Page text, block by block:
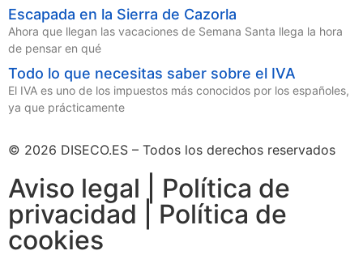
Escapada en la Sierra de Cazorla
Ahora que llegan las vacaciones de Semana Santa llega la hora
de pensar en qué
Todo lo que necesitas saber sobre el IVA
El IVA es uno de los impuestos más conocidos por los españoles,
ya que prácticamente
© 2026 DISECO.ES – Todos los derechos reservados
Aviso legal | Política de
privacidad | Política de
cookies